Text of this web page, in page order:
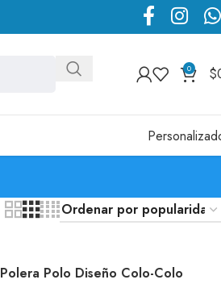
0 $
Polera Polo Diseño Colo-Colo